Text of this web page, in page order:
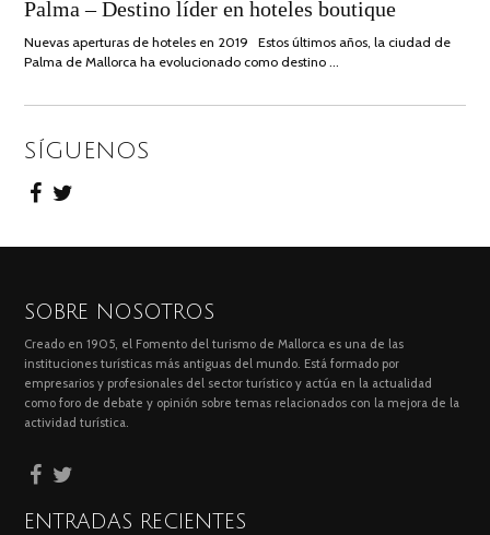
ON
JUNIO,
2020
Palma – Destino líder en hoteles boutique
Nuevas aperturas de hoteles en 2019 Estos últimos años, la ciudad de
Palma de Mallorca ha evolucionado como destino …
SÍGUENOS
SOBRE NOSOTROS
Creado en 1905, el Fomento del turismo de Mallorca es una de las
instituciones turísticas más antiguas del mundo. Está formado por
empresarios y profesionales del sector turístico y actúa en la actualidad
como foro de debate y opinión sobre temas relacionados con la mejora de la
actividad turística.
ENTRADAS RECIENTES